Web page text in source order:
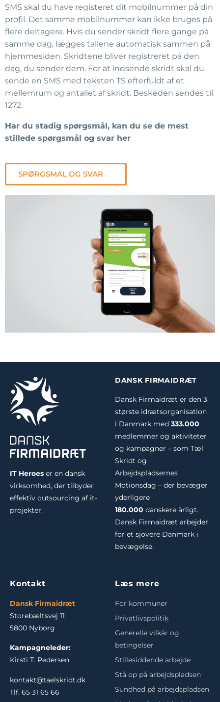
SMS skal du have registeret dit mobilnummer på din
profil. Det samme mobilnummer kan ikke bruges på
flere deltagere. Hvis du sender skridt flere gange på
samme dag, lægges tallene automatisk sammen på
hjemmesiden. Skridtene bliver registreret på den
dag, du sender dem. For at indsende skridt skal du
sende en SMS med teksten TS efterfuldt af et
mellemrum og antallet af skridt. Beskeden sendes til
1272.
Har du stadig spørgsmål, kan du se de mest
stillede spørgsmål og svar her
SPØRGSMÅL OG SVAR
IT Heroes er en dansk
virksomhed, der tilbyder
effektiv outsourcing af it-
projekter.
DANSK FIRMAIDRÆT
Dansk Firmaidræt er den 3.
største idrætsorganisation
i Danmark med 333.000
medlemmer og aktiviteter
og kampagner – som Tæl
Skridt og
Arbejdspladsernes
Motionsdag – der bevæger
yderligere
180.000 danskere årligt.
Dansk Firmaidræt arbejder
for et sjovere Danmark i
bevægelse.
Kontakt
Dansk Firmaidræt
Storebæltsvej 11
5800 Nyborg
Kampagneleder:
Kirsti T. Pedersen
kontakt@taelskridt.dk
Tlf. 65 31 65 66
Læs mere
For kommuner
Privatlivspolitik
Generelle vilkår og
betingelser
Stillesiddende arbejde
Stå op på arbejdspladsen
Sundhed på arbejdspladsen